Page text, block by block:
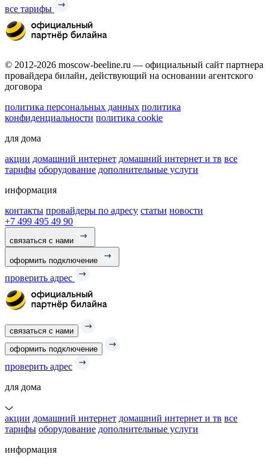
все тарифы
© 2012-2026 moscow-beeline.ru — официальный сайт партнера
провайдера билайн, действующий на основании агентского
договора
политика персональных данных политика
конфиденциальности политика cookie
для дома
акции домашний интернет домашний интернет и тв все
тарифы оборудование дополнительные услуги
информация
контакты провайдеры по адресу статьи новости
+7 499 495 49 90
связаться с нами
оформить подключение
проверить адрес
связаться с нами
оформить подключение
проверить адрес
для дома
акции домашний интернет домашний интернет и тв все
тарифы оборудование дополнительные услуги
информация